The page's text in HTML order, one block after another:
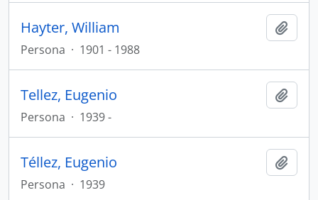
Hayter, William
Persona · 1901 - 1988
Tellez, Eugenio
Persona · 1939 -
Téllez, Eugenio
Persona · 1939